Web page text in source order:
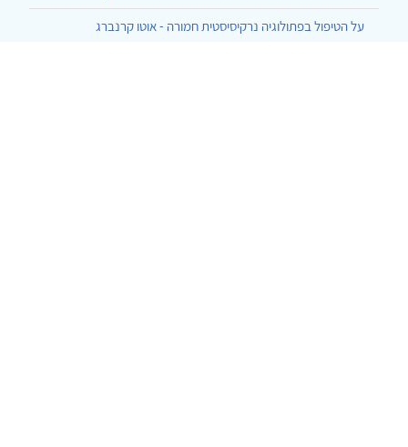
על הטיפול בפתולוגיה נרקיסיסטית חמורה - אוטו קרנברג